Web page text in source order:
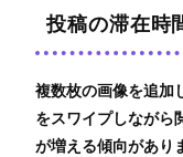
投稿の滞在時
複数枚の画像を追加
をスワイプしながら
が増える傾向があり